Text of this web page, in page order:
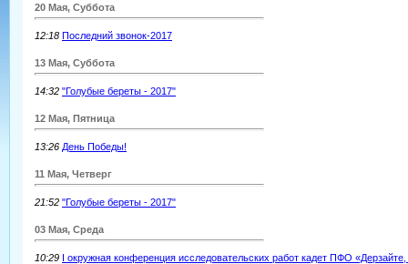
20 Мая, Суббота
12:18 Последний звонок-2017
13 Мая, Суббота
14:32 "Голубые береты - 2017"
12 Мая, Пятница
13:26 День Победы!
11 Мая, Четверг
21:52 "Голубые береты - 2017"
03 Мая, Среда
10:29 I окружная конференция исследовательских работ кадет ПФО